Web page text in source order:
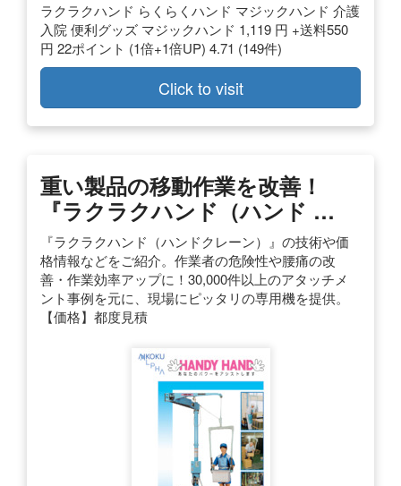
ラクラクハンド らくらくハンド マジックハンド 介護
入院 便利グッズ マジックハンド 1,119 円 +送料550
円 22ポイント (1倍+1倍UP) 4.71 (149件)
Click to visit
重い製品の移動作業を改善！
『ラクラクハンド（ハンド …
『ラクラクハンド（ハンドクレーン）』の技術や価
格情報などをご紹介。作業者の危険性や腰痛の改
善・作業効率アップに！30,000件以上のアタッチメ
ント事例を元に、現場にピッタリの専用機を提供。
【価格】都度見積